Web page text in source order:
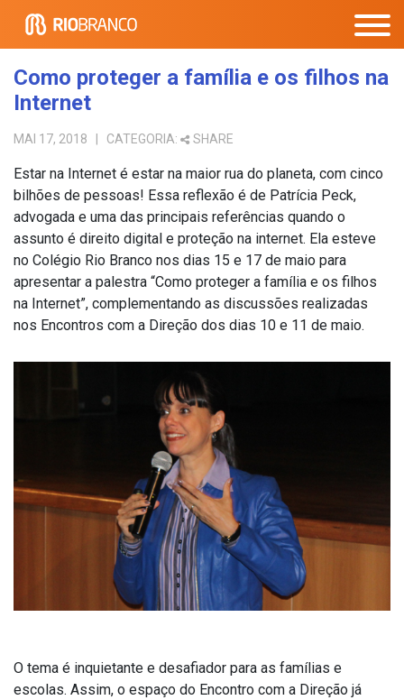
Como proteger a família e os filhos na
Internet
MAI 17, 2018 | CATEGORIA: SHARE
Estar na Internet é estar na maior rua do planeta, com cinco
bilhões de pessoas! Essa reflexão é de Patrícia Peck,
advogada e uma das principais referências quando o
assunto é direito digital e proteção na internet. Ela esteve
no Colégio Rio Branco nos dias 15 e 17 de maio para
apresentar a palestra “Como proteger a família e os filhos
na Internet”, complementando as discussões realizadas
nos Encontros com a Direção dos dias 10 e 11 de maio.
O tema é inquietante e desafiador para as famílias e
escolas. Assim, o espaço do Encontro com a Direção já